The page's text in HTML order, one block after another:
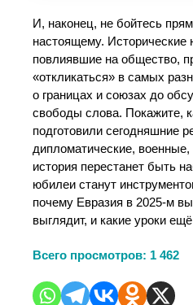
И, наконец, не бойтесь
настоящему. Исторические
повлиявшие на общество,
«откликаться» в самых
о границах и союзах до
свободы слова. Покажите,
подготовили сегодняшние
дипломатические,
история перестанет быть
юбилеи станут
почему Евразия в 2025‑м
выглядит, и какие уроки
Всего просмотров: 1 462